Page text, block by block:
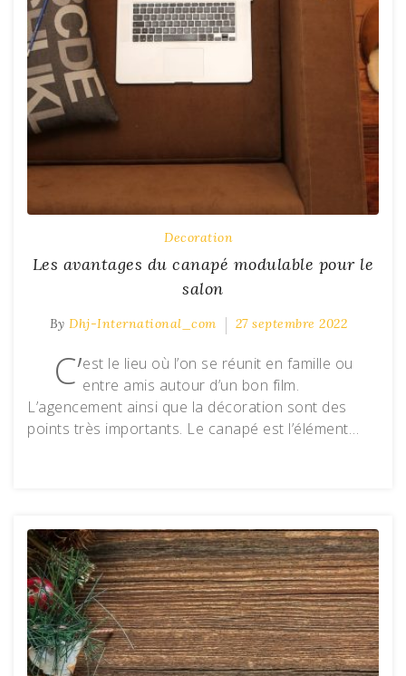
Decoration
Les avantages du canapé modulable pour le
salon
By Dhj-International_com 27 septembre 2022
C’est le lieu où l’on se réunit en famille ou
entre amis autour d’un bon film.
L’agencement ainsi que la décoration sont des
points très importants. Le canapé est l’élément…